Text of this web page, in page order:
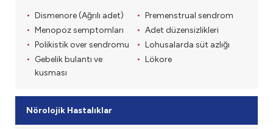
Dismenore (Ağrılı adet)
Menopoz semptomları
Premenstrual sendrom
Adet düzensizlikleri
Polikistik over sendromu
Gebelik bulantı ve
kusması
Lohusalarda süt azlığı
Lökore
Nörolojik Hastalıklar